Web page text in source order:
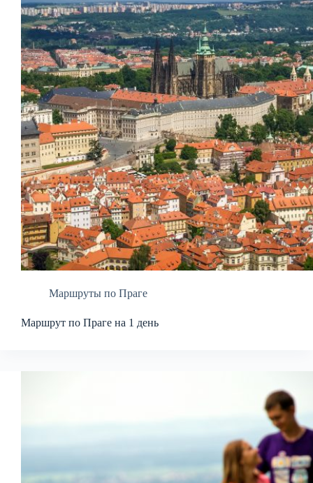
Маршруты по Праге
Маршрут по Праге на 1 день